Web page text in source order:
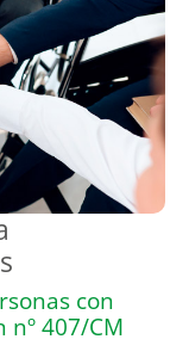
con
nº 407/CM